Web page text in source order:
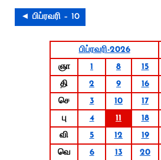
◄ பிப்ரவரி – 10
பிப்ரவரி-2026
ஞா
1 8 15
தி
2 9 16
செ
3 10 17
பு
4 11 18
வி
5 12 19
வெ
6 13 20